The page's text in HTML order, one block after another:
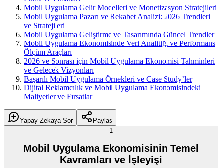
Mobil Uygulama Gelir Modelleri ve Monetizasyon Stratejileri
Mobil Uygulama Pazarı ve Rekabet Analizi: 2026 Trendleri
ve Stratejileri
Mobil Uygulama Geliştirme ve Tasarımında Güncel Trendler
Mobil Uygulama Ekonomisinde Veri Analitiği ve Performans
Ölçüm Araçları
2026 ve Sonrası için Mobil Uygulama Ekonomisi Tahminleri
ve Gelecek Vizyonları
Başarılı Mobil Uygulama Örnekleri ve Case Study’ler
Dijital Reklamcılık ve Mobil Uygulama Ekonomisindeki
Maliyetler ve Fırsatlar
Yapay Zekaya Sor
Paylaş
1
Mobil Uygulama Ekonomisinin Temel
Kavramları ve İşleyişi